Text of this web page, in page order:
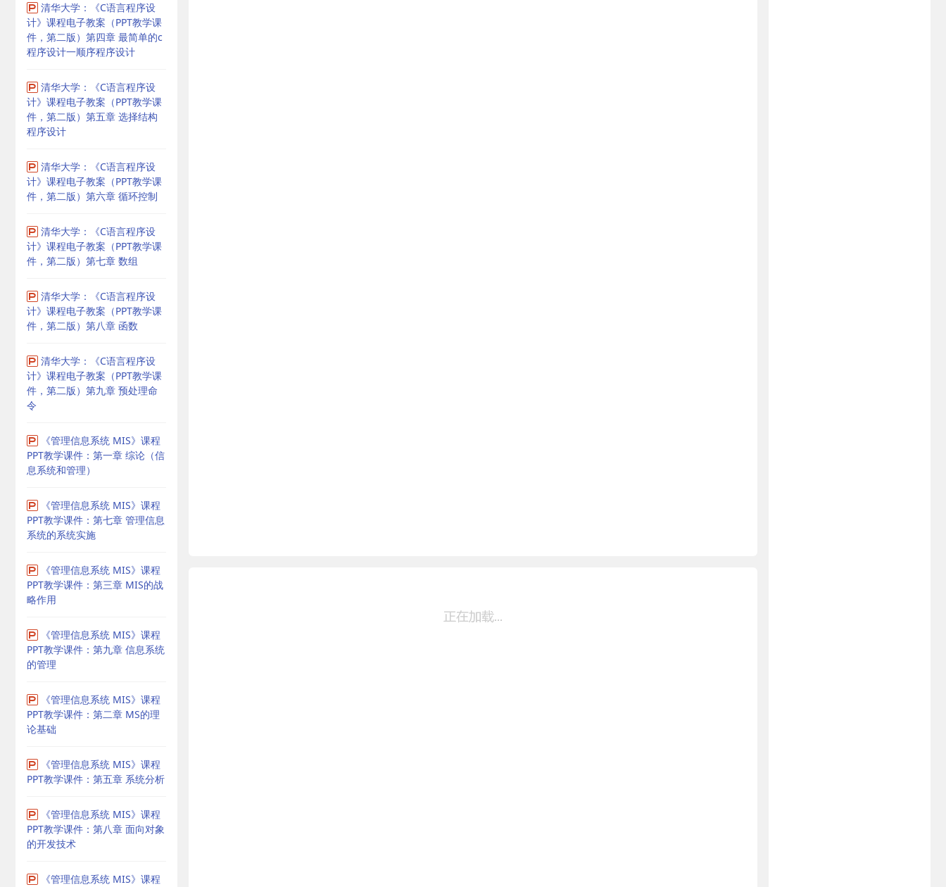
清华大学：《C语言程序设
计》课程电子教案（PPT教学课
件，第二版）第四章 最简单的c
程序设计一顺序程序设计
清华大学：《C语言程序设
计》课程电子教案（PPT教学课
件，第二版）第五章 选择结构
程序设计
清华大学：《C语言程序设
计》课程电子教案（PPT教学课
件，第二版）第六章 循环控制
清华大学：《C语言程序设
计》课程电子教案（PPT教学课
件，第二版）第七章 数组
清华大学：《C语言程序设
计》课程电子教案（PPT教学课
件，第二版）第八章 函数
清华大学：《C语言程序设
计》课程电子教案（PPT教学课
件，第二版）第九章 预处理命
令
《管理信息系统 MIS》课程
PPT教学课件：第一章 综论（信
息系统和管理）
《管理信息系统 MIS》课程
PPT教学课件：第七章 管理信息
系统的系统实施
《管理信息系统 MIS》课程
PPT教学课件：第三章 MIS的战
略作用
《管理信息系统 MIS》课程
PPT教学课件：第九章 信息系统
的管理
《管理信息系统 MIS》课程
PPT教学课件：第二章 MS的理
论基础
《管理信息系统 MIS》课程
PPT教学课件：第五章 系统分析
《管理信息系统 MIS》课程
PPT教学课件：第八章 面向对象
的开发技术
《管理信息系统 MIS》课程